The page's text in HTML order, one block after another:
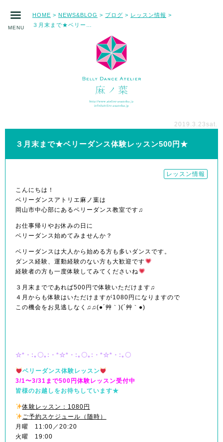
MENU
HOME > NEWS&BLOG > ブログ > レッスン情報 >
2019.3.23 sat.
３月末まで★ベリーダンス体験レッスン500円★
レッスン情報
こんにちは！
ベリーダンスアトリエ麻ノ葉は
岡山市中心部にあるベリーダンス教室です♫
お仕事帰りやお休みの日に
ベリーダンス始めてみませんか？
ベリーダンスは大人から始める方も多いダンスです。
ダンス経験、運動経験のない方も大歓迎です
経験者の方も一度体験してみてくださいね
３月末までであれば500円で体験いただけます♫
４月からも体験はいただけますが1080円になりますので
この機会をお見逃しなく♫♫(●´艸｀)(´艸｀●)
☆*・:｡〇｡:・*☆*・:｡〇｡:・*☆*・:｡〇
ベリーダンス体験レッスン
3/1〜3/31まで500円体験レッスン受付中
皆様のお越しをお待ちしています★
体験レッスン：1080円
ご予約スケジュール（随時）
月曜 11:00／20:20
火曜 19:00